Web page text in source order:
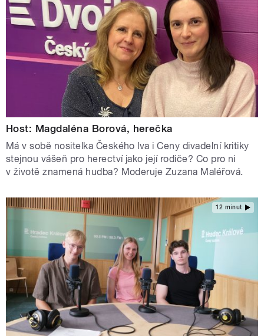
Host: Magdaléna Borová, herečka
Má v sobě nositelka Českého lva i Ceny divadelní kritiky
stejnou vášeň pro herectví jako její rodiče? Co pro ni
v životě znamená hudba? Moderuje Zuzana Maléřová.
12 minut